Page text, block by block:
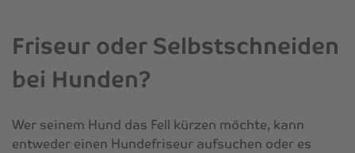
Friseur oder Selbstschneiden
bei Hunden?
Wer seinem Hund das Fell kürzen möchte, kann
entweder einen Hundefriseur aufsuchen oder es